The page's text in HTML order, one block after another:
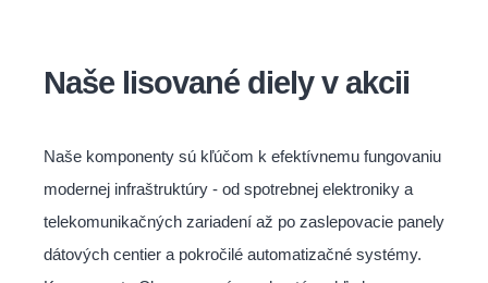
Naše lisované diely v akcii
Naše komponenty sú kľúčom k efektívnemu fungovaniu
modernej infraštruktúry - od spotrebnej elektroniky a
telekomunikačných zariadení až po zaslepovacie panely
dátových centier a pokročilé automatizačné systémy.